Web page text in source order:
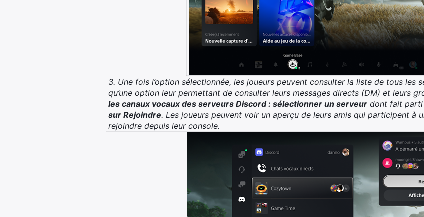
3. Une fois l’option sélectionnée, les joueurs peuvent consulter la liste de tous les
qu’une option leur permettant de consulter leurs messages directs (DM) et leurs
les canaux vocaux des serveurs Discord : sélectionner un serveur dont fait parti
sur Rejoindre. Les joueurs peuvent voir un aperçu de leurs amis qui participent à
rejoindre depuis leur console.